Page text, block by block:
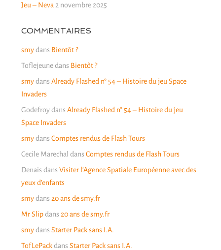
Jeu – Neva 2 novembre 2025
COMMENTAIRES
smydans Bientôt ?
Toflejeunedans Bientôt ?
smydans Already Flashed n° 54 – Histoire du jeu Space
Invaders
Godefroydans Already Flashed n° 54 – Histoire du jeu
Space Invaders
smydans Comptes rendus de Flash Tours
Cecile Marechal dans Comptes rendus de Flash Tours
Denais dans Visiter l’Agence Spatiale Européenne avec des
yeux d’enfants
smydans 20 ans de smy.fr
Mr Slipdans 20 ans de smy.fr
smydans Starter Pack sans I.A.
TofLePackdans Starter Pack sans I.A.